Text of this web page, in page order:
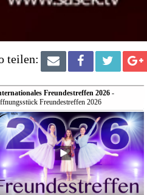
teilen:
Freundestreffen 2026-
Freundestreffen 2026